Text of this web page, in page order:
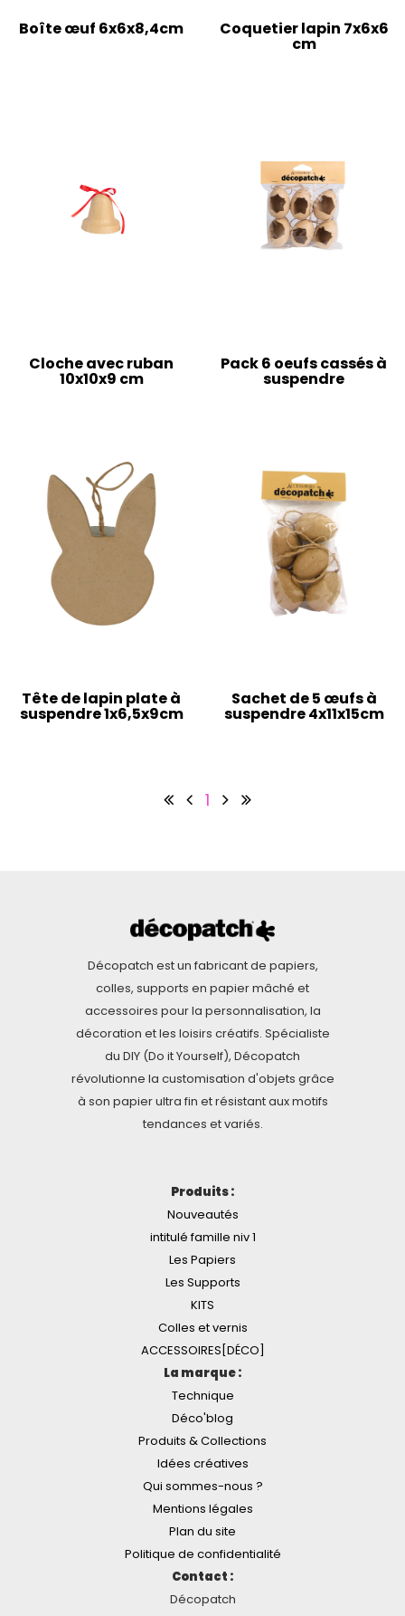
Boîte œuf 6x6x8,4cm Coquetier lapin 7x6x6
cm
Cloche avec ruban
10x10x9 cm
Pack 6 oeufs cassés à
suspendre
Tête de lapin plate à
suspendre 1x6,5x9cm
Sachet de 5 œufs à
suspendre 4x11x15cm
1
Décopatch est un fabricant de papiers,
colles, supports en papier mâché et
accessoires pour la personnalisation, la
décoration et les loisirs créatifs. Spécialiste
du DIY (Do it Yourself), Décopatch
révolutionne la customisation d'objets grâce
à son papier ultra fin et résistant aux motifs
tendances et variés.
Produits :
Nouveautés
intitulé famille niv 1
Les Papiers
Les Supports
KITS
Colles et vernis
ACCESSOIRES[DÉCO]
La marque :
Technique
Déco'blog
Produits & Collections
Idées créatives
Qui sommes-nous ?
Mentions légales
Plan du site
Politique de confidentialité
Contact :
Décopatch